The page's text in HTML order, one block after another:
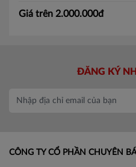
Giá trên 2.000.000đ
ĐĂNG KÝ
CÔNG TY CỔ PHẦN CHUYÊN